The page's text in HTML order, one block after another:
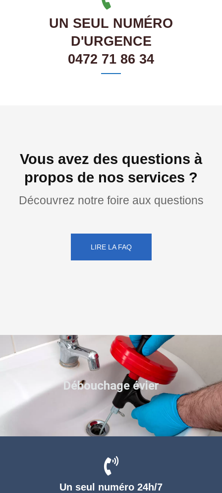
UN SEUL NUMÉRO
D'URGENCE
0472 71 86 34
Vous avez des questions à
propos de nos services ?
Découvrez notre foire aux questions
LIRE LA FAQ
Un seul numéro 24h/7
Débouchage évier